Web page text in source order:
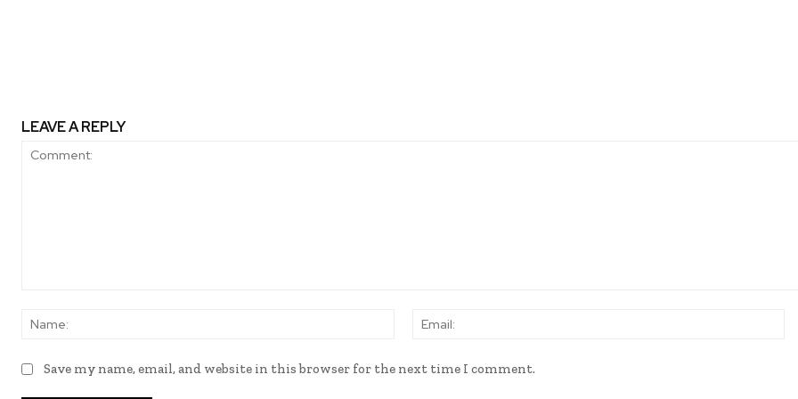
LEAVE A REPLY
Name:
Save my name, email, and website in this browser for the next time I comment.